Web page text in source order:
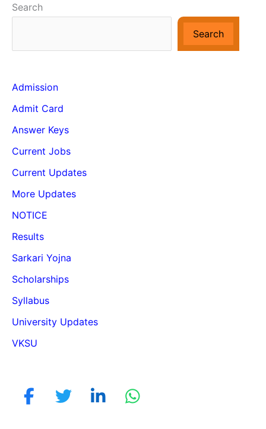
Search
Search
Admission
Admit Card
Answer Keys
Current Jobs
Current Updates
More Updates
NOTICE
Results
Sarkari Yojna
Scholarships
Syllabus
University Updates
VKSU